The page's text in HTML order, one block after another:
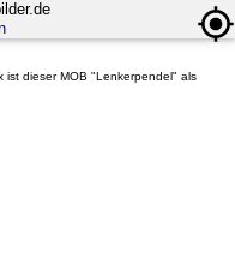
ist dieser MOB "Lenkerpendel" als